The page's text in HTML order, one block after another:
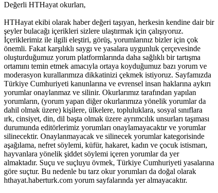
Değerli HTHayat okurları,
HTHayat ekibi olarak haber değeri taşıyan, herkesin kendine dair bir
şeyler bulacağı içerikleri sizlere ulaştırmak için çalışıyoruz.
İçeriklerimiz ile ilgili eleştiri, görüş, yorumlarınız bizler için çok
önemli. Fakat karşılıklı saygı ve yasalara uygunluk çerçevesinde
oluşturduğumuz yorum platformlarında daha sağlıklı bir tartışma
ortamını temin etmek amacıyla ortaya koyduğumuz bazı yorum ve
moderasyon kurallarımıza dikkatinizi çekmek istiyoruz. Sayfamızda
Türkiye Cumhuriyeti kanunlarına ve evrensel insan haklarına aykırı
yorumlar onaylanmaz ve silinir. Okurlarımız tarafından yapılan
yorumların, (yorum yapan diğer okurlarımıza yönelik yorumlar da
dahil olmak üzere) kişilere, ülkelere, topluluklara, sosyal sınıflara
ırk, cinsiyet, din, dil başta olmak üzere ayrımcılık unsurları taşıması
durumunda editörlerimiz yorumları onaylamayacaktır ve yorumlar
silinecektir. Onaylanmayacak ve silinecek yorumlar kategorisinde
aşağılama, nefret söylemi, küfür, hakaret, kadın ve çocuk istismarı,
hayvanlara yönelik şiddet söylemi içeren yorumlar da yer
almaktadır. Suçu ve suçluyu övmek, Türkiye Cumhuriyeti yasalarına
göre suçtur. Bu nedenle bu tarz okur yorumları da doğal olarak
hthayat.haberturk.com yorum sayfalarında yer almayacaktır.